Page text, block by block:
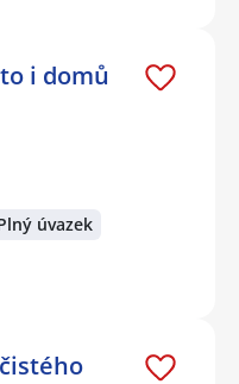
i domů
úvazek